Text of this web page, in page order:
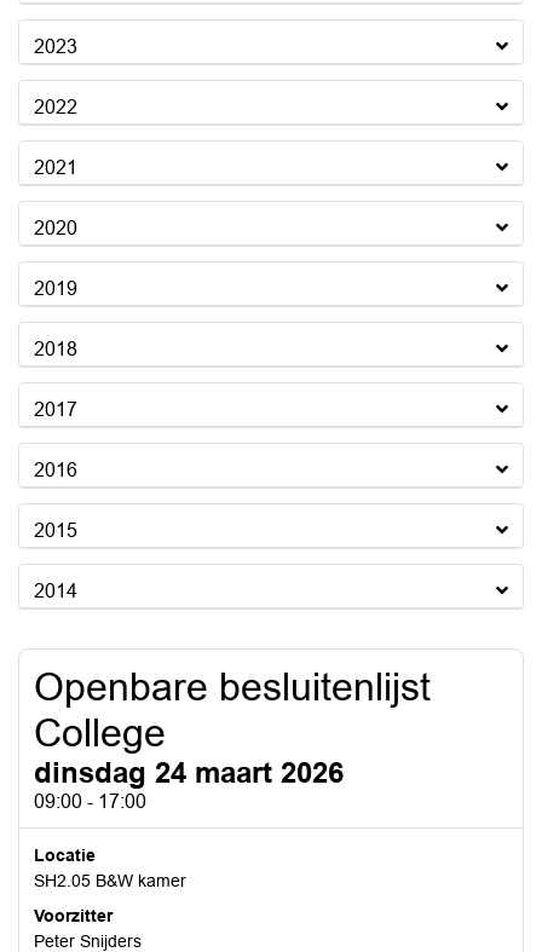
2023
2022
2021
2020
2019
2018
2017
2016
2015
2014
Openbare besluitenlijst
College
dinsdag 24 maart 2026
09:00 - 17:00
Locatie
SH2.05 B&W kamer
Voorzitter
Peter Snijders